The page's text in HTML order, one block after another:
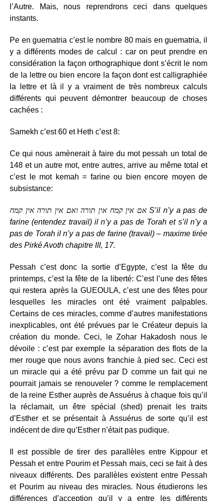
l’Autre. Mais, nous reprendrons ceci dans quelques
instants.
Pe en guematria c’est le nombre 80 mais en guematria, il
y a différents modes de calcul : car on peut prendre en
considération la façon orthographique dont s’écrit le nom
de la lettre ou bien encore la façon dont est calligraphiée
la lettre et là il y a vraiment de très nombreux calculs
différents qui peuvent démontrer beaucoup de choses
cachées :
Samekh c’est 60 et Heth c’est 8:
Ce qui nous amènerait à faire du mot pessah un total de
148 et un autre mot, entre autres, arrive au même total et
c’est le mot kemah = farine ou bien encore moyen de
subsistance:
אם אין קמח אין תורה ואם אין תורה אין קמחS’il n’y a pas de
farine (entendez travail) il n’y a pas de Torah et s’il n’y a
pas de Torah il n’y a pas de farine (travail) – maxime tirée
des Pirké Avoth chapitre III, 17.
Pessah c’est donc la sortie d’Egypte, c’est la fête du
printemps, c’est la fête de la liberté: C’est l’une des fêtes
qui restera après la GUEOULA, c’est une des fêtes pour
lesquelles les miracles ont été vraiment palpables.
Certains de ces miracles, comme d’autres manifestations
inexplicables, ont été prévues par le Créateur depuis la
création du monde. Ceci, le Zohar Hakadosh nous le
dévoile : c’est par exemple la séparation des flots de la
mer rouge que nous avons franchie à pied sec. Ceci est
un miracle qui a été prévu par D comme un fait qui ne
pourrait jamais se renouveler ? comme le remplacement
de la reine Esther auprès de Assuérus à chaque fois qu’il
la réclamait, un être spécial (shed) prenait les traits
d’Esther et se présentait à Assuérus de sorte qu’il est
indécent de dire qu’Esther n’était pas pudique.
Il est possible de tirer des parallèles entre Kippour et
Pessah et entre Pourim et Pessah mais, ceci se fait à des
niveaux différents. Des parallèles existent entre Pessah
et Pourim au niveau des miracles. Nous étudierons les
différences d’acception qu’il y a entre les différents